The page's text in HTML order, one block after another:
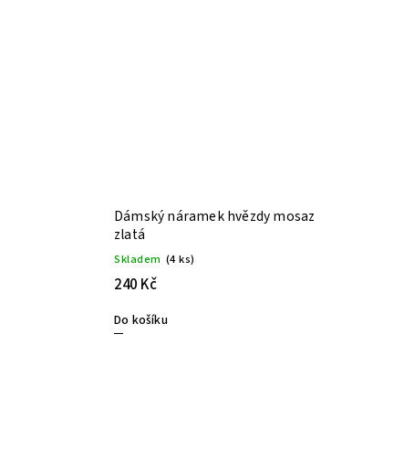
Dámský náramek hvězdy mosaz
zlatá
Skladem (4 ks)
240 Kč
Do košíku